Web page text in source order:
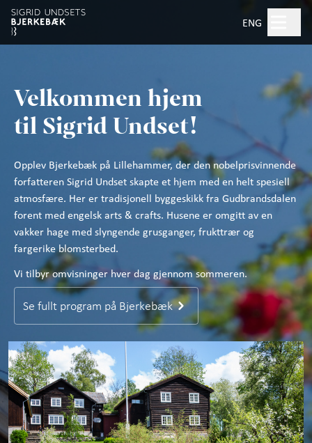
Hopp til hovedinnhold
ENG
Søk
Åpent kl. 10.00–17.00
Billetter
Planlegg besøk +
Hva skjer?
Opplevelser +
Om Sigrid Undset
Artikler om Sigrid Undset
Om Bjerkebæk
Kunnskap og læring +
Utforsk samlingene +
Om oss
Velkommen hjem
til Sigrid Undset!
Opplev Bjerkebæk på Lillehammer, der den nobelprisvinnende
forfatteren Sigrid Undset skapte et hjem med en helt spesiell
atmosfære. Her er tradisjonell byggeskikk fra Gudbrandsdalen
forent med engelsk arts & crafts. Husene er omgitt av en
vakker hage med slyngende grusganger, frukttrær og
fargerike blomsterbed.
Vi tilbyr omvisninger hver dag gjennom sommeren.
Se fullt program på Bjerkebæk